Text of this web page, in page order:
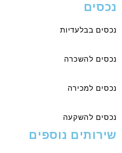
נכסים
נכסים בבלעדיות
נכסים להשכרה
נכסים למכירה
נכסים להשקעה
שירותים נוספים